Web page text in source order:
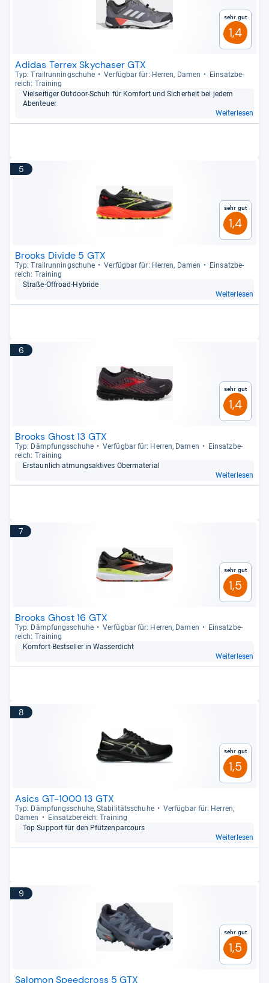
Sehr gut
1,4
Adidas Terrex Skychaser GTX
Typ: Trail­run­ning­schuhe Ver­füg­bar für: Her­ren, Damen
Ein­satz­be­
reich: Trai­ning
Viel­sei­ti­ger Out­door-​Schuh für Kom­fort und Sicher­heit bei jedem
Aben­teuer
Weiterlesen
5
Sehr gut
1,4
Brooks Divide 5 GTX
Typ: Trail­run­ning­schuhe Ver­füg­bar für: Her­ren, Damen
Ein­satz­be­
reich: Trai­ning
Straße-​Offroad-​Hybride
Weiterlesen
6
Sehr gut
1,4
Brooks Ghost 13 GTX
Typ: Dämp­fungs­schuhe Ver­füg­bar für: Her­ren, Damen
Ein­satz­be­
reich: Trai­ning
Erstaun­lich atmungs­ak­ti­ves Ober­ma­te­rial
Weiterlesen
7
Sehr gut
1,5
Brooks Ghost 16 GTX
Typ: Dämp­fungs­schuhe Ver­füg­bar für: Her­ren, Damen
Ein­satz­be­
reich: Trai­ning
Kom­fort-​Best­sel­ler in Was­ser­dicht
Weiterlesen
8
Sehr gut
1,5
Asics GT-1000 13 GTX
Typ: Dämp­fungs­schuhe, Sta­bi­li­täts­schuhe
Ver­füg­bar für: Her­ren,
Damen
Ein­satz­be­reich: Trai­ning
Top Sup­port für den Pfüt­zen­par­cours
Weiterlesen
9
Sehr gut
1,5
Salomon Speedcross 5 GTX